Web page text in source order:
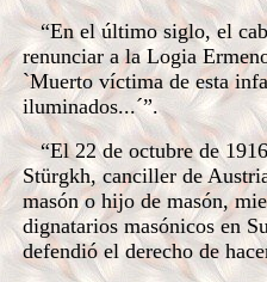
“En el último siglo, el
renunciar a la Logia
`Muerto víctima de esta
iluminados...´”.
“El 22 de octubre de
Stürgkh, canciller de
masón o hijo de masón,
dignatarios masónicos en
defendió el derecho de